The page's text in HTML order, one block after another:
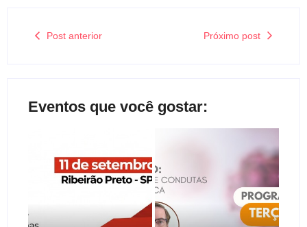
Post anterior Próximo post
Eventos que você gostar: